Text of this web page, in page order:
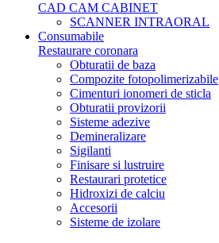
CAD CAM CABINET
SCANNER INTRAORAL
Consumabile
Restaurare coronara
Obturatii de baza
Compozite fotopolimerizabile
Cimenturi ionomeri de sticla
Obturatii provizorii
Sisteme adezive
Demineralizare
Sigilanti
Finisare si lustruire
Restaurari protetice
Hidroxizi de calciu
Accesorii
Sisteme de izolare